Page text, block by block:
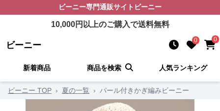
ビーニー専門通販サイト ビーニー
10,000円以上のご購入で送料無料
ビーニー 0 0
新着商品 商品を検索 人気ランキング
ビーニー TOP › 夏の一覧 › パール付きかぎ編みビーニー